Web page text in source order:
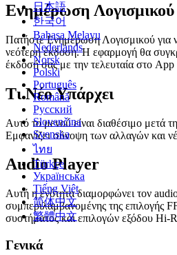
日本語
한국어
Bahasa Melayu
Nederlands
Norsk
Polski
Português
Română
Русский
Slovenčina
Svenska
ไทย
Türkçe
Українська
Tiếng Việt
简体中文
繁體中文
Ενημέρωση Λογισμικού
Πατήστε Ενημέρωση Λογισμικού για
νεότερη έκδοση. Η εφαρμογή θα
έκδοσή σας με την τελευταία στο App
Τι Νέο Υπάρχει
Αυτό το μενού είναι διαθέσιμο μετά
Εμφανίζει σύνοψη των αλλαγών και
Audio Player
Αυτή η ενότητα διαμορφώνει τον
συμπεριλαμβανομένης της επιλογής
συστήματος και επιλογών εξόδου Hi-
Γενικά